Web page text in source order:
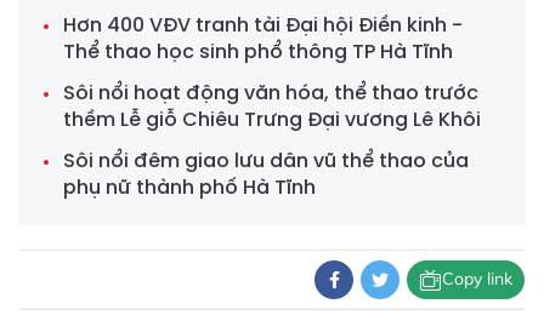
Hơn 400 VĐV tranh tài Đại hội Điền kinh -
Thể thao học sinh phổ thông TP Hà Tĩnh
Sôi nổi hoạt động văn hóa, thể thao trước
thềm Lễ giỗ Chiêu Trưng Đại vương Lê Khôi
Sôi nổi đêm giao lưu dân vũ thể thao của
phụ nữ thành phố Hà Tĩnh
Copy link